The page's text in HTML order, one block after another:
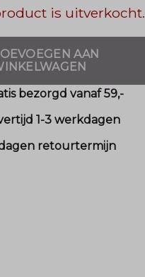
is uitverkocht.
AAN
bezorgd vanaf 59,-
1-3 werkdagen
retourtermijn